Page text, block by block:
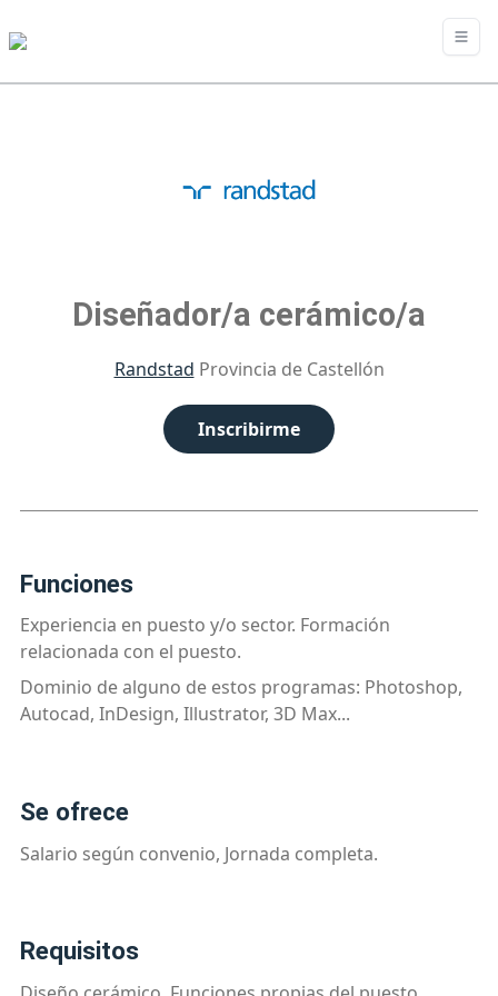
Diseñador/a cerámico/a
Randstad Provincia de Castellón
Inscribirme
funciones
Experiencia en puesto y/o sector. Formación
relacionada con el puesto.
Dominio de alguno de estos programas: Photoshop,
Autocad, InDesign, Illustrator, 3D Max...
se ofrece
Salario según convenio, Jornada completa.
requisitos